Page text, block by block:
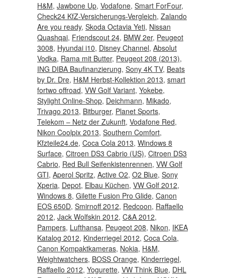
H&M, Jawbone Up, Vodafone, Smart ForFour,
Check24 KfZ-Versicherungs-Vergleich, Zalando
Are you ready, Skoda Octavia Yeti, Nissan
Quashqai, Friendscout 24, BMW 2er, Peugeot
3008, Hyundai i10, Disney Channel, Absolut
Vodka, Rama mit Butter, Peugeot 208 (2013),
ING DIBA Baufinanzierung, Sony 4K TV, Beats
by Dr. Dre, H&M Herbst-Kollektion 2013, smart
fortwo offroad, VW Golf Variant, Yokebe,
Stylight Online-Shop, Deichmann, Mikado,
Trivago 2013, Bitburger, Planet Sports,
Telekom – Netz der Zukunft, Vodafone Red,
Nikon Coolpix 2013, Southern Comfort,
Kfzteile24.de, Coca Cola 2013, Windows 8
Surface, Citroen DS3 Cabrio (US), Citroen DS3
Cabrio, Red Bull Seifenkistenrennen, VW Golf
GTI, Aperol Spritz, Active O2, O2 Blue, Sony
Xperia, Depot, Elbau Küchen, VW Golf 2012,
Windows 8, Gilette Fusion Pro Glide, Canon
EOS 650D, Smirnoff 2012, Redcoon, Raffaello
2012, Jack Wolfskin 2012, C&A 2012,
Pampers, Lufthansa, Peugeot 208, Nikon, IKEA
Katalog 2012, Kinderriegel 2012, Coca Cola,
Canon Kompaktkameras, Nokia, H&M,
Weightwatchers, BOSS Orange, Kinderriegel,
Raffaello 2012, Yogurette, VW Think Blue, DHL